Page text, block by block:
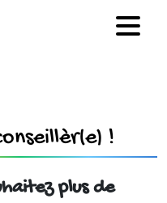
!
plus de